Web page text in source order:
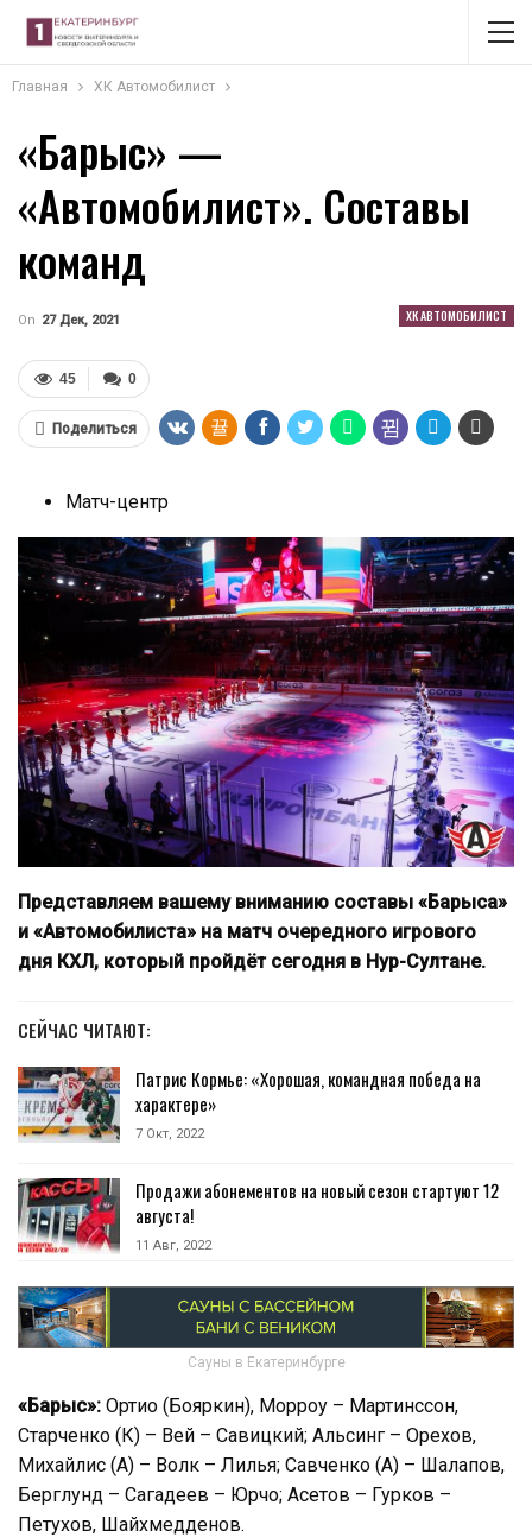
Главная ХК Автомобилист
«Барыс» —
«Автомобилист». Составы
команд
ХК АВТОМОБИЛИСТ
On 27 Дек, 2021
0
45
Поделиться
Матч-центр
Представляем вашему вниманию составы «Барыса»
и «Автомобилиста» на матч очередного игрового
дня КХЛ, который пройдёт сегодня в Нур-Султане.
СЕЙЧАС ЧИТАЮТ:
Патрис Кормье: «Хорошая, командная победа на
характере»
7 Окт, 2022
Продажи абонементов на новый сезон стартуют 12
августа!
11 Авг, 2022
Сауны в Екатеринбурге
«Барыс»: Ортио (Бояркин), Морроу – Мартинссон,
Старченко (К) – Вей – Савицкий; Альсинг – Орехов,
Михайлис (А) – Волк – Лилья; Савченко (А) – Шалапов,
Берглунд – Сагадеев – Юрчо; Асетов – Гурков –
Петухов, Шайхмедденов.